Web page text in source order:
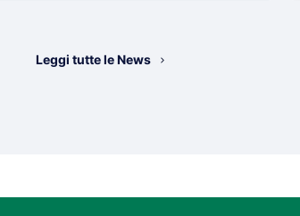
Leggi tutte le News